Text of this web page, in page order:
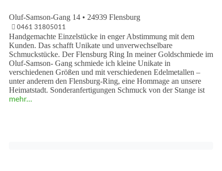
Oluf-Samson-Gang 14 • 24939 Flensburg
0461 31805011
Handgemachte Einzelstücke in enger Abstimmung mit dem
Kunden. Das schafft Unikate und unverwechselbare
Schmuckstücke. Der Flensburg Ring In meiner Goldschmiede im
Oluf-Samson- Gang schmiede ich kleine Unikate in
verschiedenen Größen und mit verschiedenen Edelmetallen –
unter anderem den Flensburg-Ring, eine Hommage an unsere
Heimatstadt. Sonderanfertigungen Schmuck von der Stange ist
mehr...